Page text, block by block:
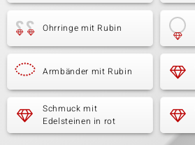
Ohrringe mit Rubin
Armbänder mit Rubin
Schmuck mit
Edelsteinen in rot